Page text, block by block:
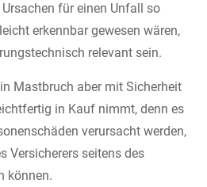
für einen Unfall so
erkennbar gewesen wären,
relevant sein.
Mastbruch aber mit Sicherheit
in Kauf nimmt, denn es
verursacht werden,
Versicherers seitens des
können.